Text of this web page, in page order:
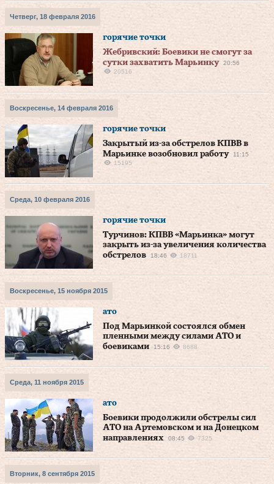
Четверг, 18 февраля 2016
горячие точки
Жебривский: Боевики не смогут за
сутки захватить Марьинку
20:56
20516
Воскресенье, 14 февраля 2016
горячие точки
Закрытый из-за обстрелов КПВВ в
Марьинке возобновил работу
11:15
15195
Среда, 10 февраля 2016
горячие точки
Турчинов: КПВВ «Марьинка» могут
закрыть из-за увеличения количества
обстрелов
18:46 18711
Воскресенье, 15 ноября 2015
ато
Под Марьинкой состоялся обмен
пленными между силами АТО и
боевиками
15:16 8688
Среда, 11 ноября 2015
ато
Боевики продолжили обстрелы сил
АТО на Артемовском и на Донецком
направлениях
08:45 7325
Вторник, 8 сентября 2015